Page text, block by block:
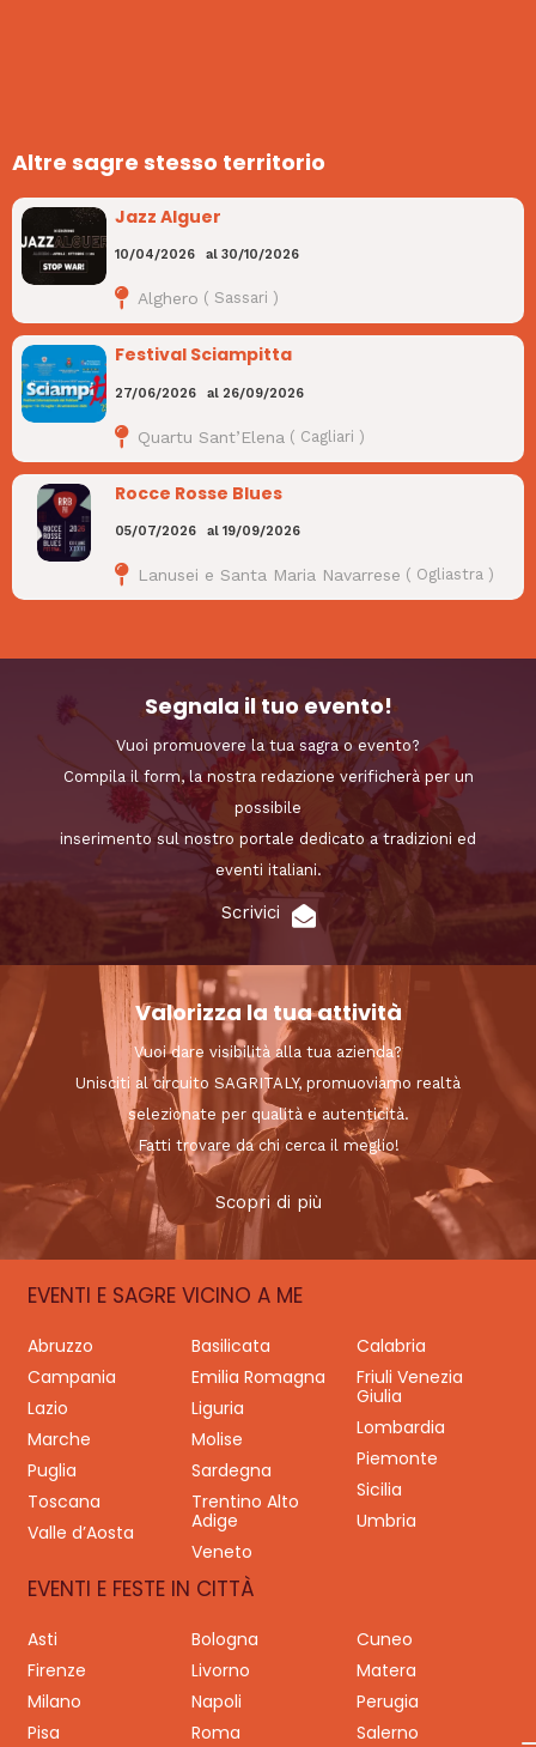
Altre sagre stesso territorio
Jazz Alguer
10/04/2026 al 30/10/2026
Alghero ( Sassari )
Festival Sciampitta
27/06/2026 al 26/09/2026
Quartu Sant’Elena ( Cagliari )
Rocce Rosse Blues
05/07/2026 al 19/09/2026
Lanusei e Santa Maria Navarrese ( Ogliastra)
Segnala il tuo evento!
Vuoi promuovere la tua sagra o evento?
Compila il form, la nostra redazione verificherà per un
possibile
inserimento sul nostro portale dedicato a tradizioni ed
eventi italiani.
Scrivici
Valorizza la tua attività
Vuoi dare visibilità alla tua azienda?
Unisciti al circuito SAGRITALY, promuoviamo realtà
selezionate per qualità e autenticità.
Fatti trovare da chi cerca il meglio!
Scopri di più
EVENTI E SAGRE VICINO A ME
Abruzzo Basilicata
Calabria
Campania
Emilia Romagna
Friuli Venezia
Giulia
Lazio
Liguria
Lombardia
Marche
Molise
Piemonte
Puglia
Sardegna
Sicilia
Toscana
Trentino Alto
Adige
Umbria
Valle d’Aosta
Veneto
EVENTI E FESTE IN CITTÀ
Asti Bologna
Cuneo
Firenze
Livorno
Matera
Milano
Napoli
Perugia
Pisa
Roma
Salerno